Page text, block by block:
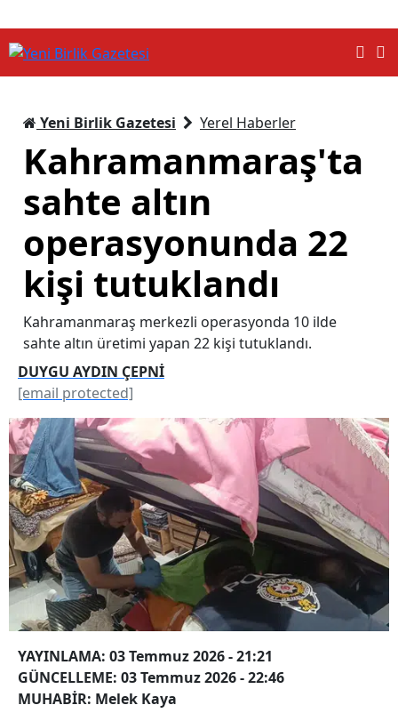
Yeni Birlik Gazetesi Yerel Haberler
Kahramanmaraş'ta
sahte altın
operasyonunda 22
kişi tutuklandı
Kahramanmaraş merkezli operasyonda 10 ilde
sahte altın üretimi yapan 22 kişi tutuklandı.
DUYGU AYDIN ÇEPNİ
[email protected]
YAYINLAMA: 03 Temmuz 2026 - 21:21
GÜNCELLEME: 03 Temmuz 2026 - 22:46
MUHABİR: Melek Kaya